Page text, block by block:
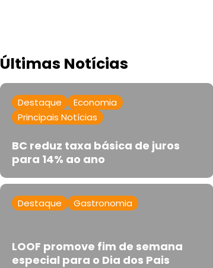
Últimas Notícias
Destaque
Economia
Principais Notícias
BC reduz taxa básica de juros
para 14% ao ano
Destaque Gastronomia
LOOF promove fim de semana
especial para o Dia dos Pais